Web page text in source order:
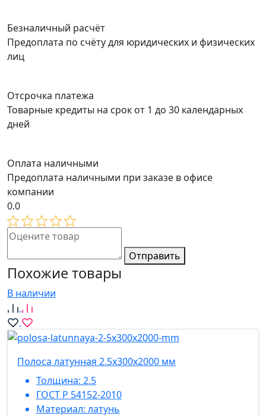
Безналичный расчёт
Предоплата по счёту для юридических и физических
лиц
Отсрочка платежа
Товарные кредиты на срок от 1 до 30 календарных
дней
Оплата наличными
Предоплата наличными при заказе в офисе
компании
0.0
Отправить
Похожие товары
В наличии
Полоса латунная 2.5х300х2000 мм
Толщина: 2.5
ГОСТ Р 54152-2010
Материал: латунь